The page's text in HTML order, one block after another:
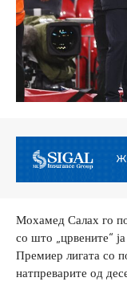
Мохамед Салах го
со што „црвените“
Премиер лигата со
натпреварите од